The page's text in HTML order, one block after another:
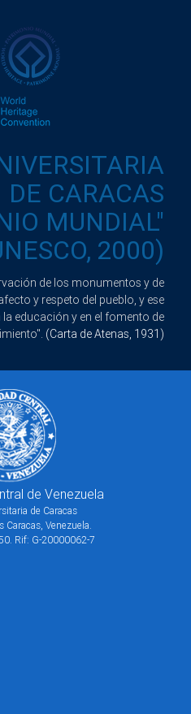
DE CARACAS
MUNDIAL"
2000)
de los monumentos y de
y respeto del pueblo, y ese
la educación y en el fomento de
(Carta de Atenas, 1931)
de Venezuela
de Caracas
Caracas, Venezuela.
Rif: G-20000062-7